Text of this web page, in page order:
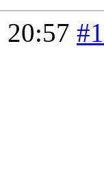
20:57